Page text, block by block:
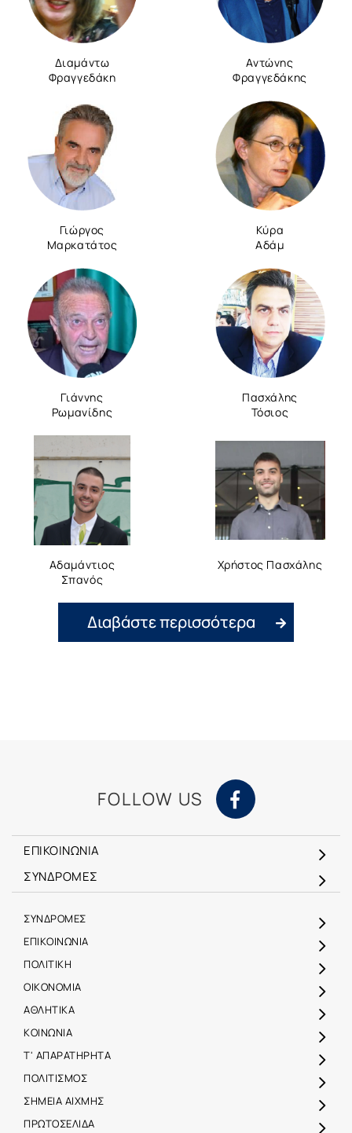
Διαμάντω
Φραγγεδάκη
Αντώνης
Φραγγεδάκης
Γιώργος
Μαρκατάτος
Κύρα
Αδάμ
Γιάννης
Ρωμανίδης
Πασχάλης
Τόσιος
Αδαμάντιος
Σπανός
Χρήστος Πασχάλης
Διαβάστε περισσότερα
FOLLOW US
ΕΠΙΚΟΙΝΩΝΙΑ
ΣΥΝΔΡΟΜΕΣ
ΣΥΝΔΡΟΜΕΣ
ΕΠΙΚΟΙΝΩΝΙΑ
ΠΟΛΙΤΙΚΗ
ΟΙΚΟΝΟΜΙΑ
ΑΘΛΗΤΙΚΑ
ΚΟΙΝΩΝΙΑ
Τ' ΑΠΑΡΑΤΗΡΗΤΑ
ΠΟΛΙΤΙΣΜΟΣ
ΣΗΜΕΙΑ ΑΙΧΜΗΣ
ΠΡΩΤΟΣΕΛΙΔΑ